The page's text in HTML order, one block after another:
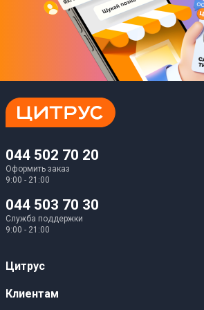
044 502 70 20
Оформить заказ
9:00 - 21:00
044 503 70 30
Служба поддержки
9:00 - 21:00
Цитрус
Карьера
Клиентам